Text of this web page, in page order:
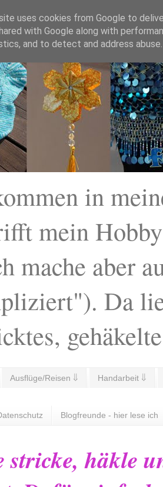
in
mein
mache aber
Da
Ausflüge/Reisen ⇓ Handarbeit ⇓
Blogfreunde - hier lese ich
stricke, häkle
uses cookies from Google to
with Google along with
and to detect and address abuse.